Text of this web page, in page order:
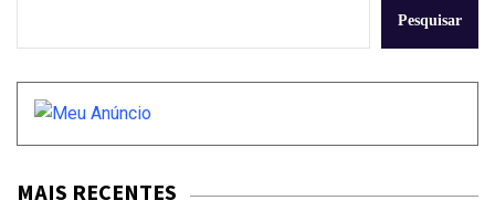
Pesquisar
MAIS RECENTES